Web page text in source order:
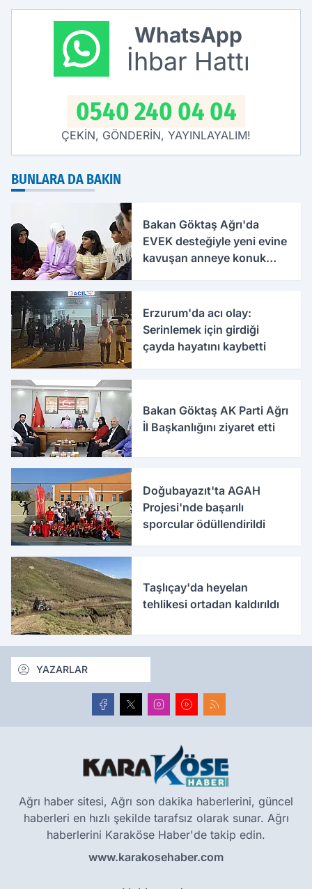
WhatsApp
İhbar Hattı
0540 240 04 04
ÇEKİN, GÖNDERİN, YAYINLAYALIM!
BUNLARA DA BAKIN
Bakan Göktaş Ağrı'da
EVEK desteğiyle yeni evine
kavuşan anneye konuk
Erzurum'da acı olay:
Serinlemek için girdiği
çayda hayatını kaybetti
Bakan Göktaş AK Parti Ağrı
İl Başkanlığını ziyaret etti
Doğubayazıt'ta AGAH
Projesi'nde başarılı
sporcular ödüllendirildi
Taşlıçay'da heyelan
tehlikesi ortadan kaldırıldı
YAZARLAR
Ağrı haber sitesi, Ağrı son dakika haberlerini, güncel
haberleri en hızlı şekilde tarafsız olarak sunar. Ağrı
haberlerini Karaköse Haber'de takip edin.
www.karakosehaber.com